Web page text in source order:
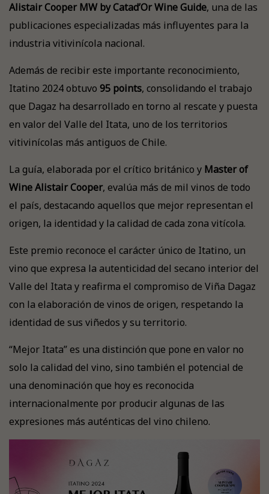
Alistair Cooper MW by Catad’Or Wine Guide, una de las
publicaciones especializadas más influyentes para la
industria vitivinícola nacional.
Además de recibir este importante reconocimiento,
Itatino 2024 obtuvo 95 points, consolidando el trabajo
que Dagaz ha desarrollado en torno al rescate y puesta
en valor del Valle del Itata, uno de los territorios
vitivinícolas más antiguos de Chile.
La guía, elaborada por el crítico británico y Master of
Wine Alistair Cooper, evalúa más de mil vinos de todo
el país, destacando aquellos que mejor representan el
origen, la identidad y la calidad de cada zona vitícola.
Este premio reconoce el carácter único de Itatino, un
vino que expresa la autenticidad del secano interior del
Valle del Itata y reafirma el compromiso de Viña Dagaz
con la elaboración de vinos de origen, respetando la
identidad de sus viñedos y su territorio.
“Mejor Itata” es una distinción que pone en valor no
solo la calidad del vino, sino también el potencial de
una denominación que hoy es reconocida
internacionalmente por producir algunas de las
expresiones más auténticas del vino chileno.